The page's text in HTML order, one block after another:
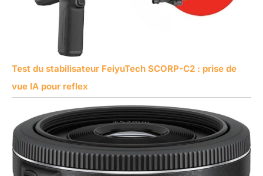
Test du stabilisateur FeiyuTech SCORP-C2 : prise de
vue IA pour reflex